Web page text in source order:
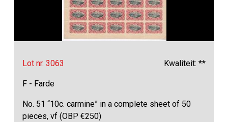
Lot nr. 3063 Kwaliteit: **
F - Farde
No. 51 “10c. carmine” in a complete sheet of 50
pieces, vf (OBP €250)